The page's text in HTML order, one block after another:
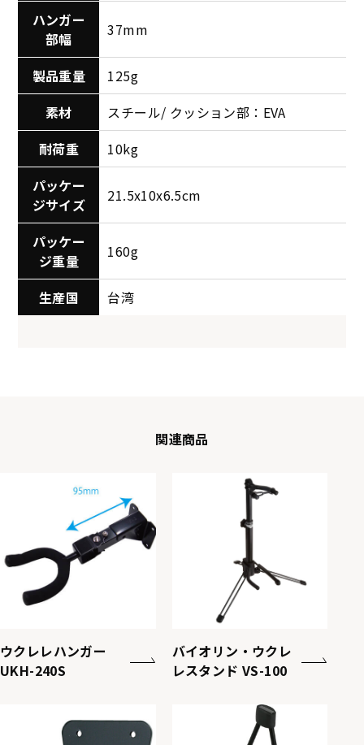
ハンガー
部幅
37mm
製品重量
125g
素材
スチール/ クッション部：EVA
耐荷重
10kg
パッケー
ジサイズ
21.5x10x6.5cm
パッケー
ジ重量
160g
生産国 台湾
関連商品
ウクレレハンガー
UKH-240S
バイオリン・ウクレ
レスタンド VS-100